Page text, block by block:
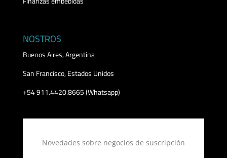
NOSTROS
Buenos Aires, Argentina
San Francisco, Estados Unidos
+54 911.4420.8665 (Whatsapp)
Novedades sobre negocios de suscripción